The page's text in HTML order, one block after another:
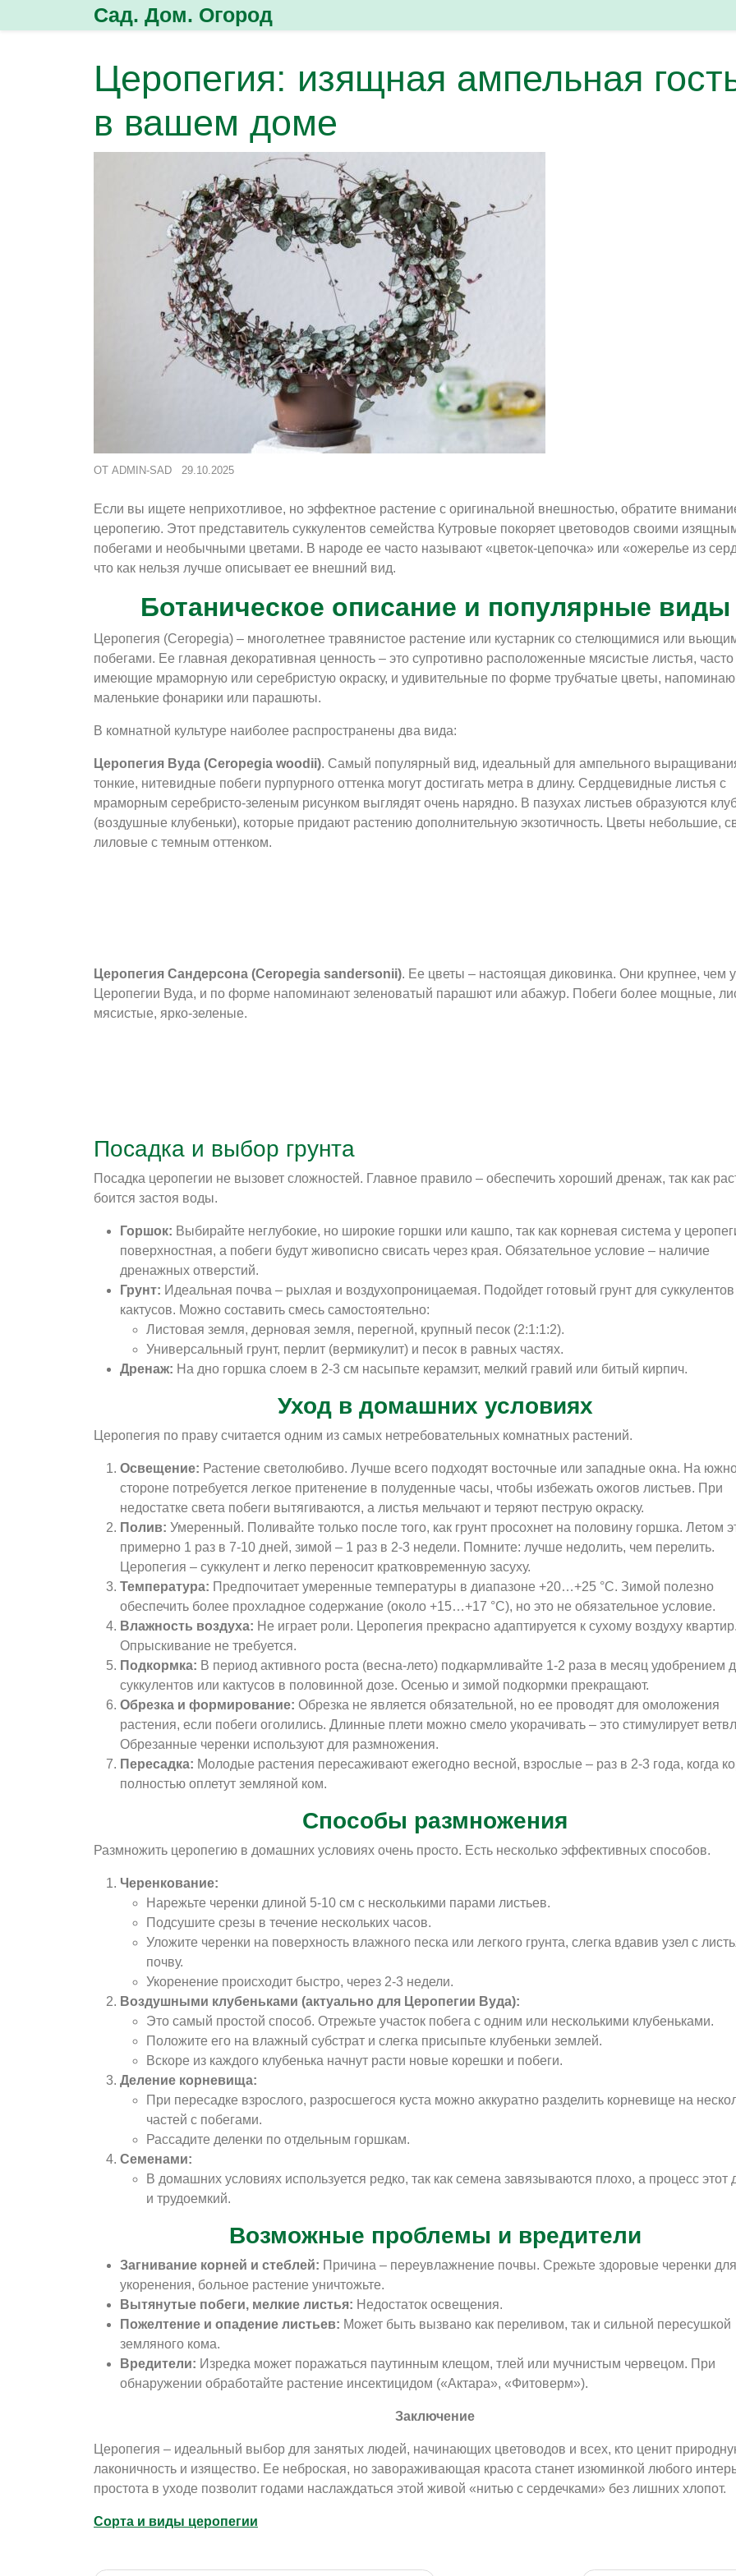
к
Сад. Дом. Огород
Церопегия: изящная ампельная
в вашем доме
ОТ ADMIN-SAD 29.10.2025
Если вы ищете неприхотливое, но эффектное растение с оригинальной внешностью, обратите
церопегию. Этот представитель суккулентов семейства Кутровые покоряет цветоводов своими
побегами и необычными цветами. В народе ее часто называют «цветок-цепочка» или «ожерелье из
что как нельзя лучше описывает ее внешний вид.
Ботаническое описание и популярные виды
Церопегия (Ceropegia) – многолетнее травянистое растение или кустарник со стелющимися или
побегами. Ее главная декоративная ценность – это супротивно расположенные мясистые листья, часто
имеющие мраморную или серебристую окраску, и удивительные по форме трубчатые цветы,
маленькие фонарики или парашюты.
В комнатной культуре наиболее распространены два вида:
Церопегия Вуда (Ceropegia woodii). Самый популярный вид, идеальный для ампельного
тонкие, нитевидные побеги пурпурного оттенка могут достигать метра в длину. Сердцевидные листья с
мраморным серебристо-зеленым рисунком выглядят очень нарядно. В пазухах листьев образуются
(воздушные клубеньки), которые придают растению дополнительную экзотичность. Цветы небольшие,
лиловые с темным оттенком.
Церопегия Сандерсона (Ceropegia sandersonii). Ее цветы – настоящая диковинка. Они крупнее, чем у
Церопегии Вуда, и по форме напоминают зеленоватый парашют или абажур. Побеги более мощные,
мясистые, ярко-зеленые.
Посадка и выбор грунта
Посадка церопегии не вызовет сложностей. Главное правило – обеспечить хороший дренаж, так как
боится застоя воды.
Горшок: Выбирайте неглубокие, но широкие горшки или кашпо, так как корневая система у
поверхностная, а побеги будут живописно свисать через края. Обязательное условие – наличие
дренажных отверстий.
Грунт: Идеальная почва – рыхлая и воздухопроницаемая. Подойдет готовый грунт для суккулентов
кактусов. Можно составить смесь самостоятельно:
Листовая земля, дерновая земля, перегной, крупный песок (2:1:1:2).
Универсальный грунт, перлит (вермикулит) и песок в равных частях.
Дренаж: На дно горшка слоем в 2-3 см насыпьте керамзит, мелкий гравий или битый кирпич.
Уход в домашних условиях
Церопегия по праву считается одним из самых нетребовательных комнатных растений.
Освещение: Растение светолюбиво. Лучше всего подходят восточные или западные окна. На
стороне потребуется легкое притенение в полуденные часы, чтобы избежать ожогов листьев. При
недостатке света побеги вытягиваются, а листья мельчают и теряют пеструю окраску.
Полив: Умеренный. Поливайте только после того, как грунт просохнет на половину горшка. Летом
примерно 1 раз в 7-10 дней, зимой – 1 раз в 2-3 недели. Помните: лучше недолить, чем перелить.
Церопегия – суккулент и легко переносит кратковременную засуху.
Температура: Предпочитает умеренные температуры в диапазоне +20…+25 °C. Зимой полезно
обеспечить более прохладное содержание (около +15…+17 °C), но это не обязательное условие.
Влажность воздуха: Не играет роли. Церопегия прекрасно адаптируется к сухому воздуху квартир.
Опрыскивание не требуется.
Подкормка: В период активного роста (весна-лето) подкармливайте 1-2 раза в месяц удобрением
суккулентов или кактусов в половинной дозе. Осенью и зимой подкормки прекращают.
Обрезка и формирование: Обрезка не является обязательной, но ее проводят для омоложения
растения, если побеги оголились. Длинные плети можно смело укорачивать – это стимулирует
Обрезанные черенки используют для размножения.
Пересадка: Молодые растения пересаживают ежегодно весной, взрослые – раз в 2-3 года, когда
полностью оплетут земляной ком.
Способы размножения
Размножить церопегию в домашних условиях очень просто. Есть несколько эффективных способов.
Черенкование:
Нарежьте черенки длиной 5-10 см с несколькими парами листьев.
Подсушите срезы в течение нескольких часов.
Уложите черенки на поверхность влажного песка или легкого грунта, слегка вдавив узел с
почву.
Укоренение происходит быстро, через 2-3 недели.
Воздушными клубеньками (актуально для Церопегии Вуда):
Это самый простой способ. Отрежьте участок побега с одним или несколькими клубеньками.
Положите его на влажный субстрат и слегка присыпьте клубеньки землей.
Вскоре из каждого клубенька начнут расти новые корешки и побеги.
Деление корневища:
При пересадке взрослого, разросшегося куста можно аккуратно разделить корневище на
частей с побегами.
Рассадите деленки по отдельным горшкам.
Семенами:
В домашних условиях используется редко, так как семена завязываются плохо, а процесс этот
и трудоемкий.
Возможные проблемы и вредители
Загнивание корней и стеблей: Причина – переувлажнение почвы. Срежьте здоровые черенки для
укоренения, больное растение уничтожьте.
Вытянутые побеги, мелкие листья: Недостаток освещения.
Пожелтение и опадение листьев: Может быть вызвано как переливом, так и сильной пересушкой
земляного кома.
Вредители: Изредка может поражаться паутинным клещом, тлей или мучнистым червецом. При
обнаружении обработайте растение инсектицидом («Актара», «Фитоверм»).
Заключение
Церопегия – идеальный выбор для занятых людей, начинающих цветоводов и всех, кто ценит
лаконичность и изящество. Ее неброская, но завораживающая красота станет изюминкой любого
простота в уходе позволит годами наслаждаться этой живой «нитью с сердечками» без лишних хлопот.
Сорта и виды церопегии